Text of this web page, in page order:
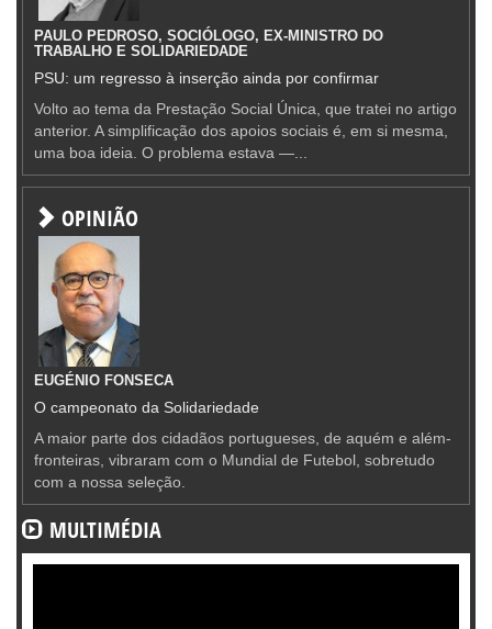
PAULO PEDROSO, SOCIÓLOGO, EX-MINISTRO DO
TRABALHO E SOLIDARIEDADE
PSU: um regresso à inserção ainda por confirmar
Volto ao tema da Prestação Social Única, que tratei no artigo
anterior. A simplificação dos apoios sociais é, em si mesma,
uma boa ideia. O problema estava —...
OPINIÃO
EUGÉNIO FONSECA
O campeonato da Solidariedade
A maior parte dos cidadãos portugueses, de aquém e além-
fronteiras, vibraram com o Mundial de Futebol, sobretudo
com a nossa seleção.
MULTIMÉDIA